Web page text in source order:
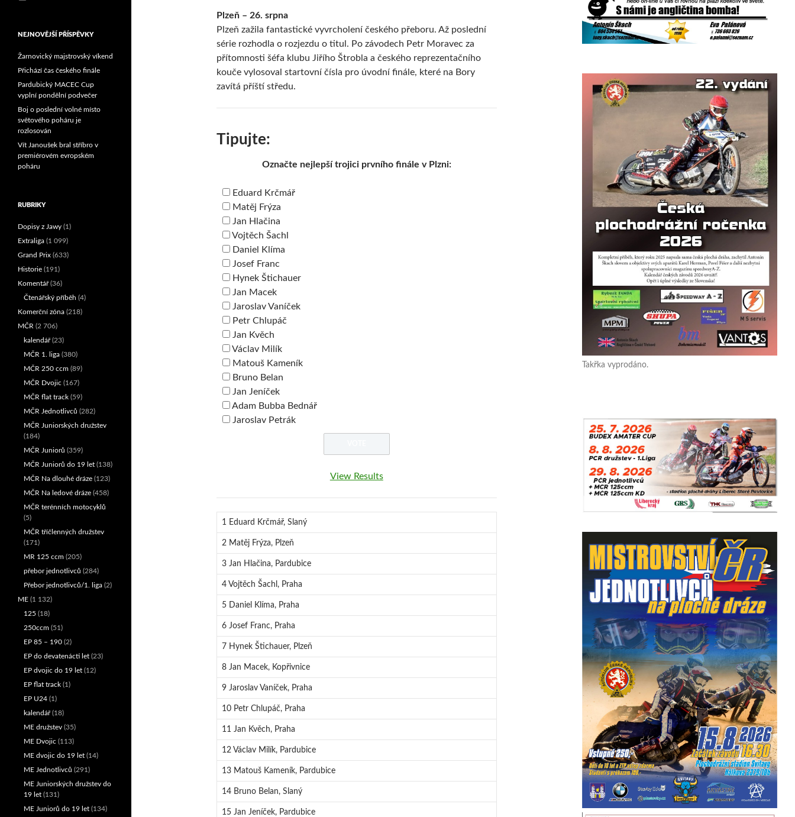
Plzeň – 26. srpna
Plzeň zažila fantastické vyvrcholení českého přeboru. Až poslední
série rozhodla o rozjezdu o titul. Po závodech Petr Moravec za
přítomnosti šéfa klubu Jiřího Štrobla a českého reprezentačního
kouče vylosoval startovní čísla pro úvodní finále, které na Bory
zavítá příští středu.
Tipujte:
Označte nejlepší trojici prvního finále v Plzni:
Eduard Krčmář
Matěj Frýza
Jan Hlačina
Vojtěch Šachl
Daniel Klíma
Josef Franc
Hynek Štichauer
Jan Macek
Jaroslav Vaníček
Petr Chlupáč
Jan Kvěch
Václav Milík
Matouš Kameník
Bruno Belan
Jan Jeníček
Adam Bubba Bednář
Jaroslav Petrák
View Results
1 Eduard Krčmář, Slaný
2 Matěj Frýza, Plzeň
3 Jan Hlačina, Pardubice
4 Vojtěch Šachl, Praha
5 Daniel Klíma, Praha
6 Josef Franc, Praha
7 Hynek Štichauer, Plzeň
8 Jan Macek, Kopřivnice
9 Jaroslav Vaníček, Praha
10 Petr Chlupáč, Praha
11 Jan Kvěch, Praha
12 Václav Milík, Pardubice
13 Matouš Kameník, Pardubice
14 Bruno Belan, Slaný
15 Jan Jeníček, Pardubice
Takřka vyprodáno.
NEJNOVĚJŠÍ PŘÍSPĚVKY
Žarnovický majstrovský víkend
Přichází čas českého finále
Pardubický MACEC Cup
vyplní pondělní podvečer
Boj o poslední volné místo
světového poháru je
rozlosován
Vít Janoušek bral stříbro v
premiérovém evropském
poháru
RUBRIKY
Dopisy z Jawy (1)
Extraliga (1 099)
Grand Prix (633)
Historie (191)
Komentář(36)
Čtenářský příběh (4)
Komerční zóna (218)
MČR (2 706)
kalendář(23)
MČR 1. liga (380)
MČR 250 ccm (89)
MČR Dvojic (167)
MČR flat track (59)
MČR Jednotlivců (282)
MČR Juniorských družstev
(184)
MČR Juniorů (359)
MČR Juniorů do 19 let (138)
MČR Na dlouhé dráze (123)
MČR Na ledové dráze (458)
MČR terénních motocyklů
(5)
MČR tříčlenných družstev
(171)
MR 125 ccm (205)
přebor jednotlivců (284)
Přebor jednotlivců/1. liga (2)
ME (1 132)
125 (18)
250ccm (51)
EP 85 – 190 (2)
EP do devatenácti let (23)
EP dvojic do 19 let (12)
EP flat track (1)
EP U24 (1)
kalendář(18)
ME družstev (35)
ME Dvojic (113)
ME dvojic do 19 let (14)
ME Jednotlivců (291)
ME Juniorských družstev do
19 let (131)
ME Juniorů do 19 let (134)